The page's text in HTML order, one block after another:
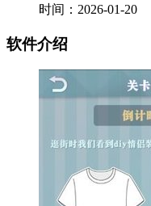
时间：2026-01-20
软件介绍